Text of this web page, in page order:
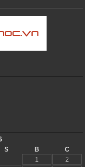
S B
C
1
2